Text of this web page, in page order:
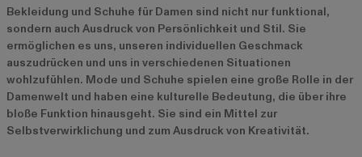
Bekleidung und Schuhe für Damen sind nicht nur funktional,
sondern auch Ausdruck von Persönlichkeit und Stil. Sie
ermöglichen es uns, unseren individuellen Geschmack
auszudrücken und uns in verschiedenen Situationen
wohlzufühlen. Mode und Schuhe spielen eine große Rolle in der
Damenwelt und haben eine kulturelle Bedeutung, die über ihre
bloße Funktion hinausgeht. Sie sind ein Mittel zur
Selbstverwirklichung und zum Ausdruck von Kreativität.